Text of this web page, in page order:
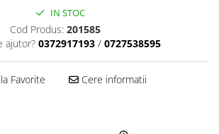
IN STOC
Cod Produs: 201585
ajutor? 0372917193 / 0727538595
Favorite Cere informatii